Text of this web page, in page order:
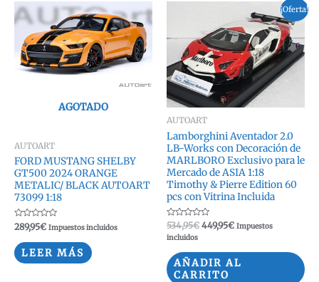
AGOTADO
AUTOART
FORD MUSTANG SHELBY
GT500 2024 ORANGE
METALIC/ BLACK AUTOART
73099 1:18
Valorado
con
de
5
289,95€ Impuestos incluidos
LEER MÁS
¡Oferta!
AUTOART
Lamborghini Aventador 2.0
LB-Works con Decoración de
MARLBORO Exclusivo para le
Mercado de ASIA 1:18
Timothy & Pierre Edition 60
pcs con Vitrina Incluida
Valorado
con
0
534,95€ El
era:
534,95€.
449,95€El
es:
Impuestos
incluidos
AÑADIR AL
CARRITO